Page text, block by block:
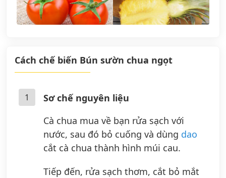
Cách chế biến Bún sườn chua ngọt
1
Sơ chế nguyên liệu
Cà chua mua về bạn rửa sạch với
nước, sau đó bỏ cuống và dùng dao
cắt cà chua thành hình múi cau.
Tiếp đến, rửa sạch thơm, cắt bỏ mắt